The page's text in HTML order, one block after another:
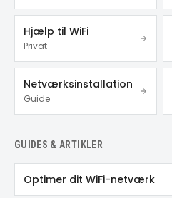
Hjælp til WiFi
Privat
Netværksinstallation
Guide
GUIDES & ARTIKLER
Optimer dit WiFi-netværk